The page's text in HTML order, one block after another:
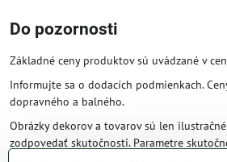
Do pozornosti
Základné ceny produktov sú uvádzané v
Informujte sa o dodacích podmienkach.
dopravného a balného.
Obrázky dekorov a tovarov sú len
zodpovedať skutočnosti. Parametre